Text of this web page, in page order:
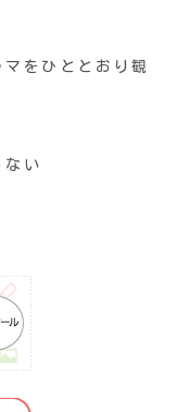
をひととおり観
ない